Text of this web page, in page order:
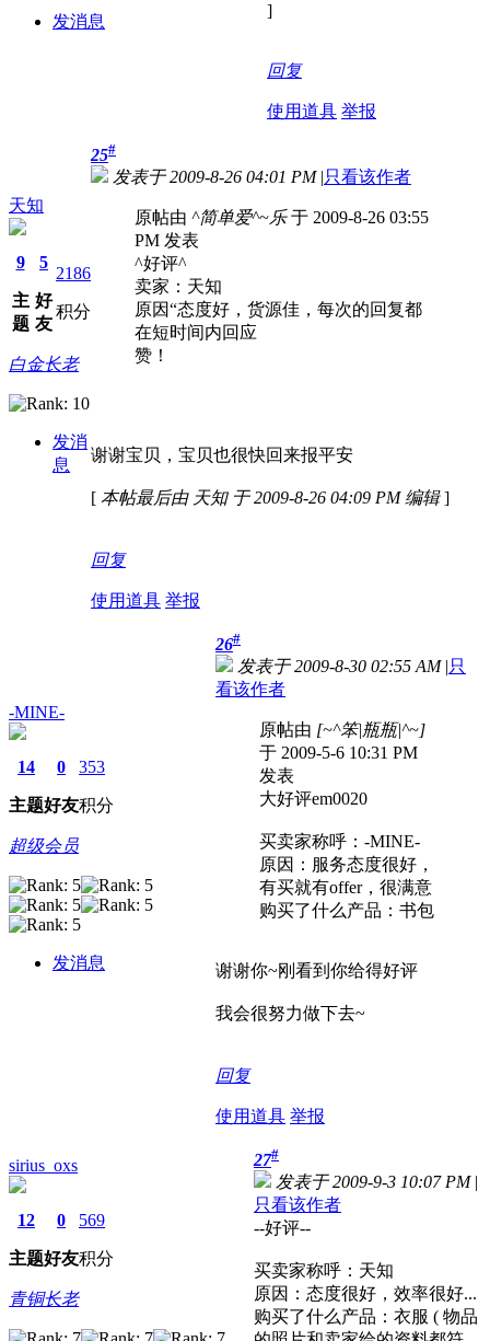
发消息
]
回复
使用道具 举报
天知
9
主
题
5
好
友
2186
积分
白金长老
发消
息
25#
发表于 2009-8-26 04:01 PM |只看该作者
原帖由 ^简单爱^~乐于 2009-8-26 03:55
PM 发表
^好评^
卖家：天知
原因“态度好，货源佳，每次的回复都
在短时间内回应
赞！
谢谢宝贝，宝贝也很快回来报平安
[ 本帖最后由 天知 于 2009-8-26 04:09 PM 编辑]
回复
使用道具 举报
-MINE-
14
主题
0
好友
353
积分
超级会员
发消息
26#
发表于 2009-8-30 02:55 AM |只
看该作者
原帖由 [~^笨|瓶瓶|^~]
于 2009-5-6 10:31 PM
发表
大好评em0020
买卖家称呼：-MINE-
原因：服务态度很好，
有买就有offer，很满意
购买了什么产品：书包
谢谢你~刚看到你给得好评
我会很努力做下去~
回复
使用道具 举报
sirius_oxs
12
主题
0
好友
569
积分
青铜长老
27#
发表于 2009-9-3 10:07 PM |
只看该作者
--好评--
买卖家称呼：天知
原因：态度很好，效率很好...
购买了什么产品：衣服 ( 物品